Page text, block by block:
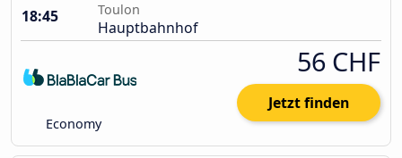
18:45
Toulon
Hauptbahnhof
Economy
56 CHF
Jetzt finden